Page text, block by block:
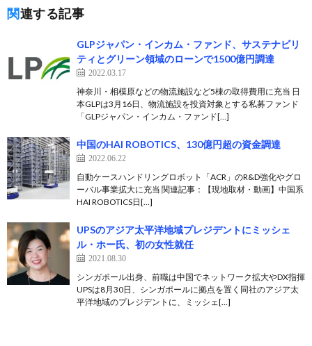
関連する記事
GLPジャパン・インカム・ファンド、サステナビリ
ティとグリーン領域のローンで1500億円調達
2022.03.17
神奈川・相模原などの物流施設など5棟の取得費用に充当 日
本GLPは3月16日、物流施設を投資対象とする私募ファンド
「GLPジャパン・インカム・ファンド[…]
中国のHAI ROBOTICS、130億円超の資金調達
2022.06.22
自動ケースハンドリングロボット「ACR」のR&D強化やグロ
ーバル事業拡大に充当 関連記事：【現地取材・動画】中国系
HAI ROBOTICS日[…]
UPSのアジア太平洋地域プレジデントにミッシェ
ル・ホー氏、初の女性就任
2021.08.30
シンガポール出身、前職は中国でネットワーク拡大やDX指揮
UPSは8月30日、シンガポールに拠点を置く同社のアジア太
平洋地域のプレジデントに、ミッシェ[…]